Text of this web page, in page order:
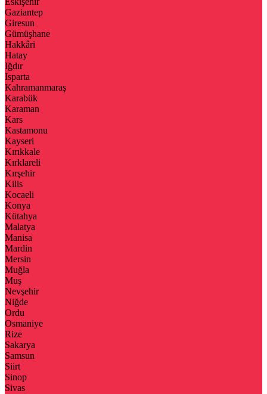
Gaziantep
Giresun
Gümüşhane
Hakkâri
Hatay
Iğdır
Isparta
Kahramanmaraş
Karabük
Karaman
Kars
Kastamonu
Kayseri
Kırıkkale
Kırklareli
Kırşehir
Kilis
Kocaeli
Konya
Kütahya
Malatya
Manisa
Mardin
Mersin
Muğla
Muş
Nevşehir
Niğde
Ordu
Osmaniye
Rize
Sakarya
Samsun
Siirt
Sinop
Sivas